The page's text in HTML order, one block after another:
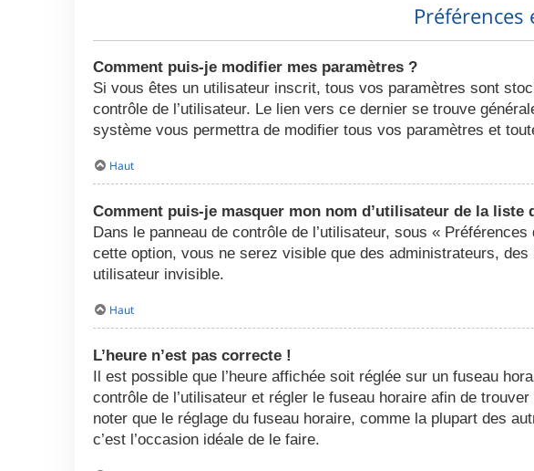
Comment puis-je modifier mes paramètres ?
Si vous êtes un utilisateur inscrit, tous vos paramètres sont
contrôle de l’utilisateur. Le lien vers ce dernier se trouve
système vous permettra de modifier tous vos paramètres et
Haut
Comment puis-je masquer mon nom d’utilisateur de la liste
Dans le panneau de contrôle de l’utilisateur, sous «
cette option, vous ne serez visible que des administrateurs,
utilisateur invisible.
Haut
L’heure n’est pas correcte !
Il est possible que l’heure affichée soit réglée sur un fuseau
contrôle de l’utilisateur et régler le fuseau horaire afin de
noter que le réglage du fuseau horaire, comme la plupart des
c’est l’occasion idéale de le faire.